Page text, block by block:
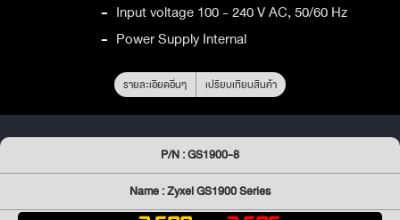
- Input voltage 100 - 240 V AC, 50/60 Hz
- Power Supply Internal
รายละเอียดอื่นๆ เปรียบเทียบสินค้า
P/N : GS1900-8
Name : Zyxel GS1900 Series